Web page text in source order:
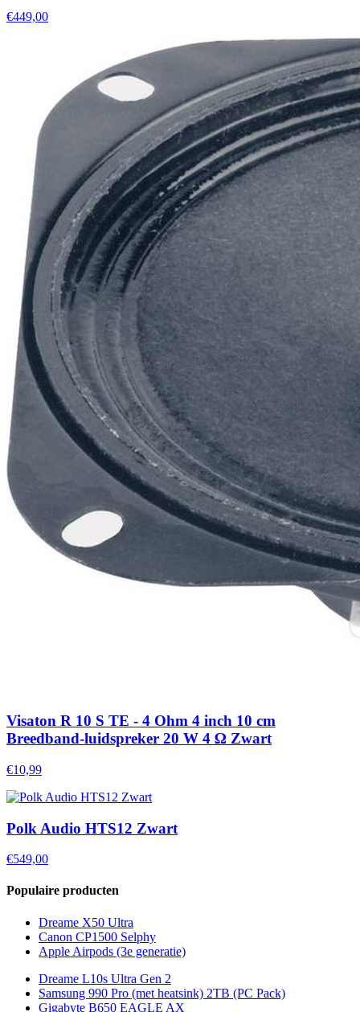
€449,00
Visaton R 10 S TE - 4 Ohm 4 inch 10 cm
Breedband-luidspreker 20 W 4 Ω Zwart
€10,99
Polk Audio HTS12 Zwart
€549,00
Populaire producten
Dreame X50 Ultra
Canon CP1500 Selphy
Apple Airpods (3e generatie)
Dreame L10s Ultra Gen 2
Samsung 990 Pro (met heatsink) 2TB (PC Pack)
Gigabyte B650 EAGLE AX